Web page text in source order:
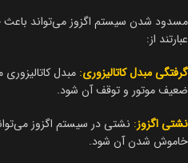
مسدود شدن سیستم اگزوز می‌تواند
عبارتند از:
گرفتگی مبدل کاتالیزوری: مبدل
ضعیف موتور و توقف آن شود.
نشتی اگزوز: نشتی در سیستم اگزوز
خاموش شدن آن شود.